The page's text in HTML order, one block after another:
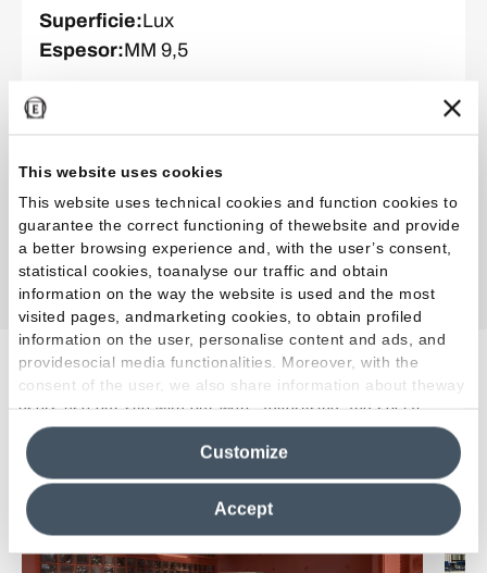
This website uses cookies
This website uses technical cookies and function cookies to
guarantee the correct functioning of thewebsite and provide
a better browsing experience and, with the user’s consent,
statistical cookies, toanalyse our traffic and obtain
information on the way the website is used and the most
visited pages, andmarketing cookies, to obtain profiled
information on the user, personalise content and ads, and
providesocial media functionalities. Moreover, with the
consent of the user, we also share information about theway
users use our site with our web, advertising and social
media analytics partners, who may combine itwith other
information in their possession. By closing this banner,
clicking on "Reject", it will be possible tocontinue browsing
the site after installing only technical cookies. For more
information see the
Cookie Policy
Accept
Customize
Superficie:Lux
Espesor:MM 9,5
Color y acabado:Carbone
Formato
7.5 x 20.0 cm
Superficie:Lux
Espesor:MM 9,5
Proyectos relacionados
Comercial Restauración